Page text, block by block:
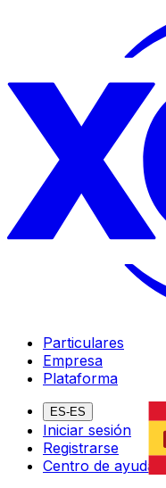
Particulares
Empresa
Plataforma
ES-ES
Iniciar sesión
Registrarse
Centro de ayuda